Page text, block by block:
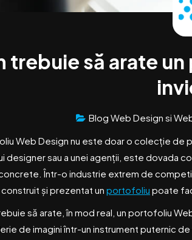
trebuie să arate
Blog Web Design si
Web Design nu este doar o colecție de
designer sau a unei agenții, este dovada
Într-o industrie extrem de
și prezentat un portofoliu poate
să arate, în mod real, un portofoliu
de imagini într-un instrument puternic